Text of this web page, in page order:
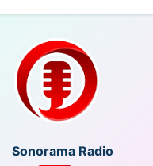
Sonorama Radio